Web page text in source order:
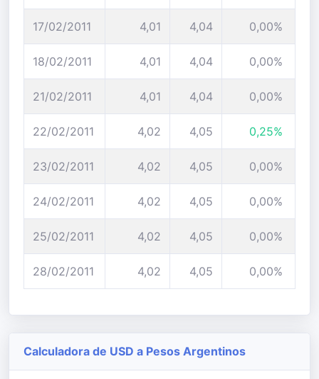
17/02/2011 4,01 4,04 0,00%
18/02/2011 4,01 4,04 0,00%
21/02/2011 4,01 4,04 0,00%
22/02/2011 4,02 4,05 0,25%
23/02/2011 4,02 4,05 0,00%
24/02/2011 4,02 4,05 0,00%
25/02/2011 4,02 4,05 0,00%
28/02/2011 4,02 4,05 0,00%
Calculadora de USD a Pesos Argentinos